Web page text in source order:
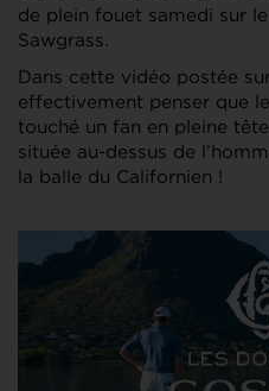
de plein fouet samedi sur
Sawgrass.
Dans cette vidéo postée
effectivement penser que
touché un fan en pleine
située au-dessus de
la balle du Californien !